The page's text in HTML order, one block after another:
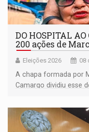
DO HOSPITAL
200 ações de
Eleições 2026 08
A chapa formada por
Camargo dividiu esse